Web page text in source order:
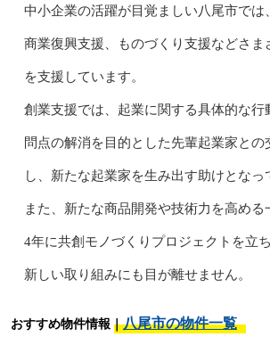
中小企業の活躍が目覚ましい八尾市では
商業復興支援、ものづくり支援などさま
を支援しています。
創業支援では、起業に関する具体的な行
問点の解消を目的とした先輩起業家との
し、新たな起業家を生み出す助けとなっ
また、新たな商品開発や技術力を高める
4年に共創モノづくりプロジェクトを立
新しい取り組みにも目が離せません。
おすすめ物件情報｜八尾市の物件一覧